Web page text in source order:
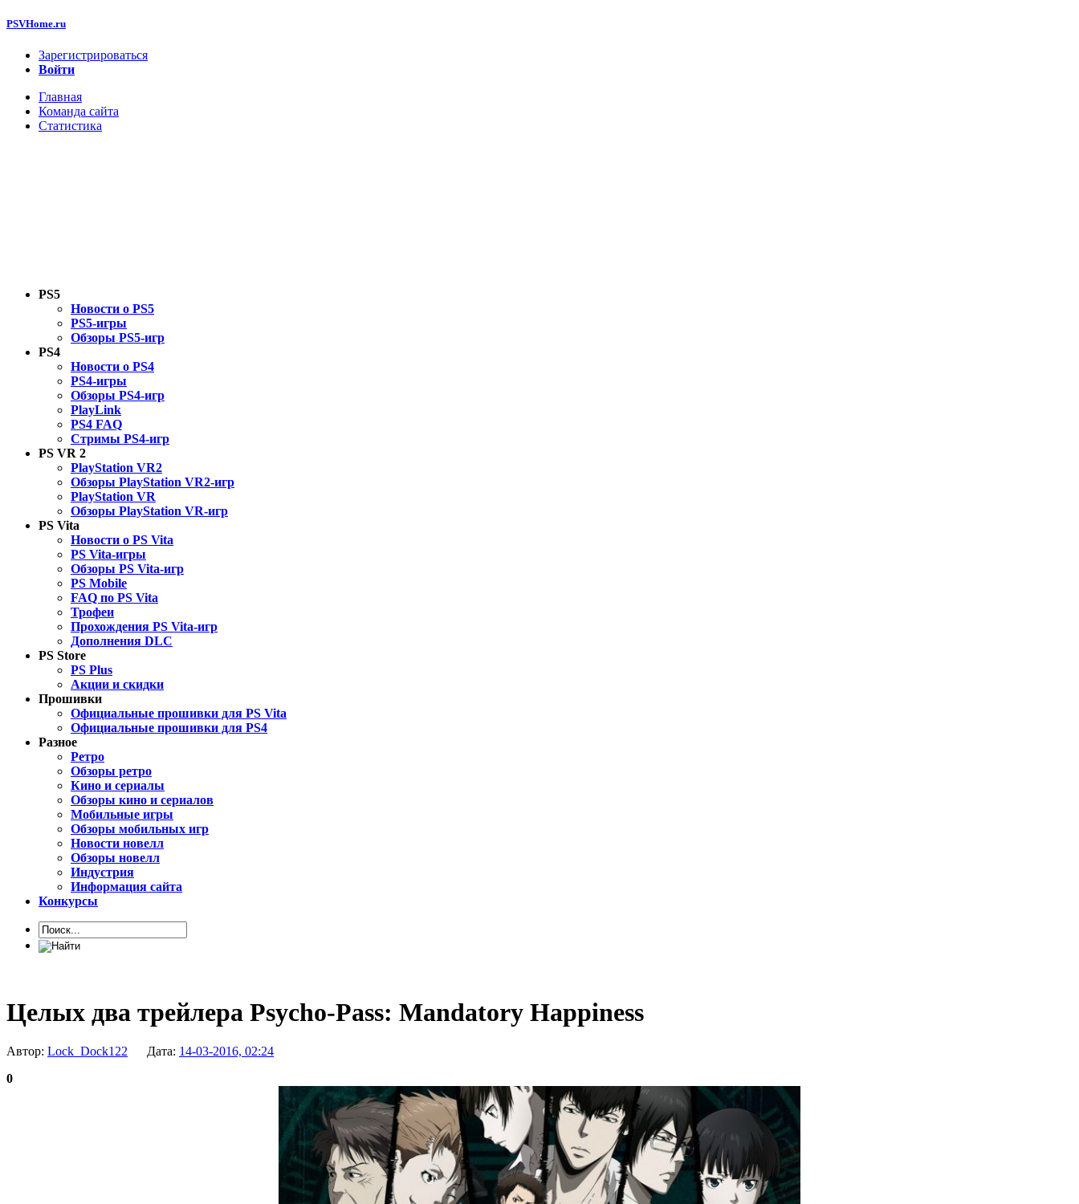
PSVHome.ru
Зарегистрироваться
Войти
Главная
Команда сайта
Статистика
PS5
Новости о PS5
PS5-игры
Обзоры PS5-игр
PS4
Новости о PS4
PS4-игры
Обзоры PS4-игр
PlayLink
PS4 FAQ
Стримы PS4-игр
PS VR 2
PlayStation VR2
Обзоры PlayStation VR2-игр
PlayStation VR
Обзоры PlayStation VR-игр
PS Vita
Новости о PS Vita
PS Vita-игры
Обзоры PS Vita-игр
PS Mobile
FAQ по PS Vita
Трофеи
Прохождения PS Vita-игр
Дополнения DLC
PS Store
PS Plus
Акции и скидки
Прошивки
Официальные прошивки для PS Vita
Официальные прошивки для PS4
Разное
Ретро
Обзоры ретро
Кино и сериалы
Обзоры кино и сериалов
Мобильные игры
Обзоры мобильных игр
Новости новелл
Обзоры новелл
Индустрия
Информация сайта
Конкурсы
Целых два трейлера Psycho-Pass: Mandatory Happiness
Автор: Lock_Dock122 Дата: 14-03-2016, 02:24
0